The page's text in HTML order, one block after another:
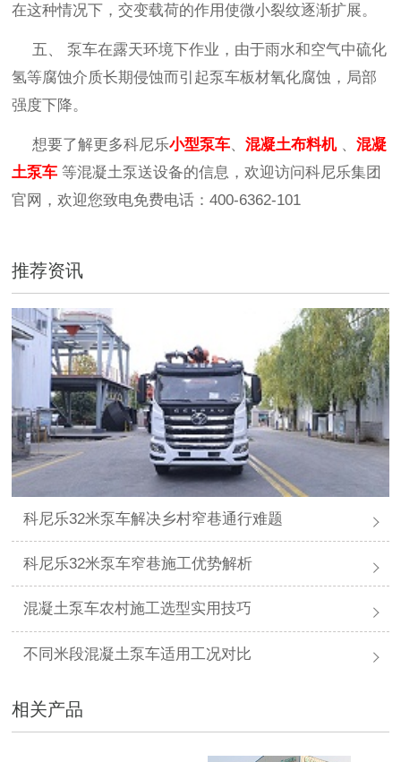
在这种情况下，交变载荷的作用使微小裂纹逐渐扩展。
五、 泵车在露天环境下作业，由于雨水和空气中硫化
氢等腐蚀介质长期侵蚀而引起泵车板材氧化腐蚀，局部
强度下降。
想要了解更多科尼乐小型泵车、 混凝土布料机 、 混凝
土泵车 等混凝土泵送设备的信息，欢迎访问科尼乐集团
官网，欢迎您致电免费电话：400-6362-101
推荐资讯
科尼乐32米泵车解决乡村窄巷通行难题
科尼乐32米泵车窄巷施工优势解析
混凝土泵车农村施工选型实用技巧
不同米段混凝土泵车适用工况对比
相关产品